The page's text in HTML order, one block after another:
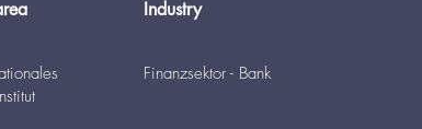
Industry
Finanzsektor - Bank